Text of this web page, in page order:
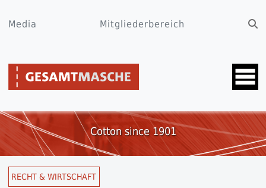
Media Mitgliederbereich
Cotton since 1901
RECHT & WIRTSCHAFT